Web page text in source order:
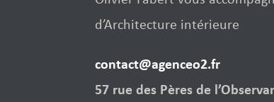
d’Architecture intérieure
contact@agenceo2.fr
57 rue des Pères de